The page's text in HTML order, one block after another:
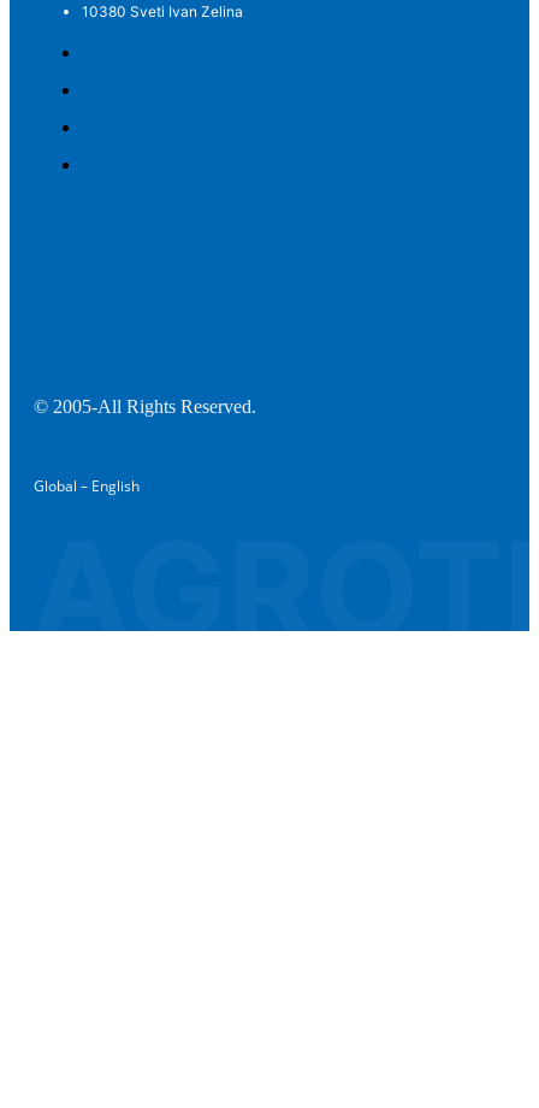
10380 Sveti Ivan Zelina
© 2005-All Rights Reserved.
Global – English